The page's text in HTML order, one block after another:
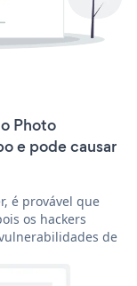
Photo
e pode causar
é provável que
os hackers
de